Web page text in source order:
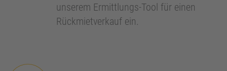
unserem Ermittlungs-Tool für einen
Rückmietverkauf ein.